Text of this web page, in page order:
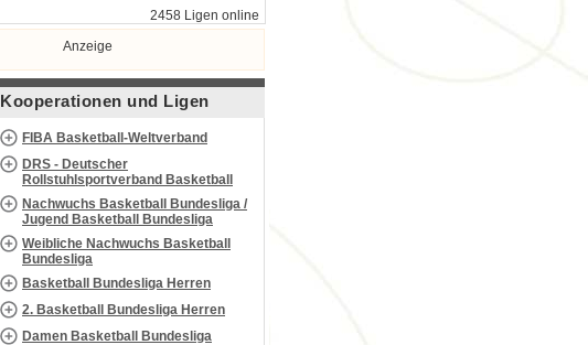
2458 Ligen online
Anzeige
Kooperationen und Ligen
FIBA Basketball-Weltverband
DRS - Deutscher
Rollstuhlsportverband Basketball
Nachwuchs Basketball Bundesliga /
Jugend Basketball Bundesliga
Weibliche Nachwuchs Basketball
Bundesliga
Basketball Bundesliga Herren
2. Basketball Bundesliga Herren
Damen Basketball Bundesliga